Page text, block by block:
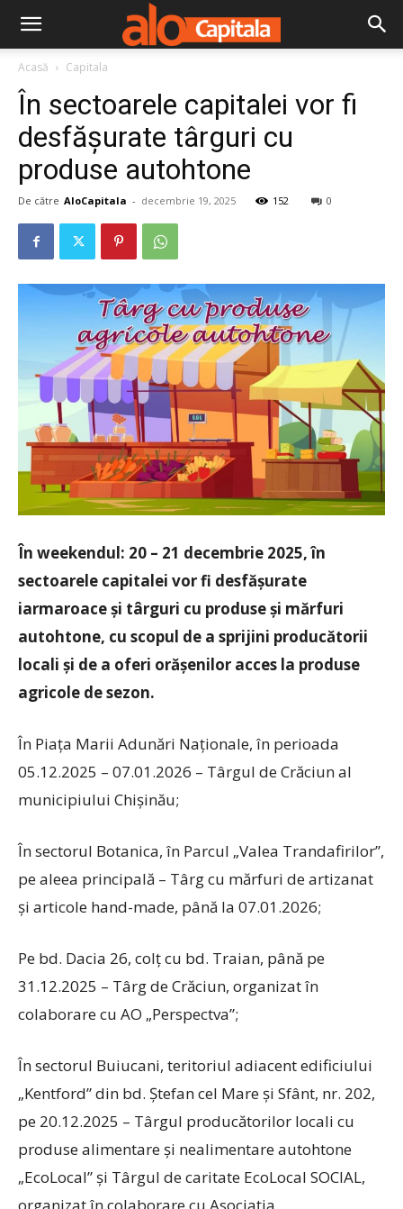
Acasă Capitala
În sectoarele capitalei vor fi
desfășurate târguri cu
produse autohtone
De către AloCapitala - decembrie 19, 2025 152 0
În weekendul: 20 – 21 decembrie 2025, în
sectoarele capitalei vor fi desfășurate
iarmaroace și târguri cu produse și mărfuri
autohtone, cu scopul de a sprijini producătorii
locali și de a oferi orășenilor acces la produse
agricole de sezon.
În Piața Marii Adunări Naționale, în perioada
05.12.2025 – 07.01.2026 – Târgul de Crăciun al
municipiului Chișinău;
În sectorul Botanica, în Parcul „Valea Trandafirilor”,
pe aleea principală – Târg cu mărfuri de artizanat
și articole hand-made, până la 07.01.2026;
Pe bd. Dacia 26, colț cu bd. Traian, până pe
31.12.2025 – Târg de Crăciun, organizat în
colaborare cu AO „Perspectva”;
În sectorul Buiucani, teritoriul adiacent edificiului
„Kentford” din bd. Ștefan cel Mare și Sfânt, nr. 202,
pe 20.12.2025 – Târgul producătorilor locali cu
produse alimentare și nealimentare autohtone
„EcoLocal” și Târgul de caritate EcoLocal SOCIAL,